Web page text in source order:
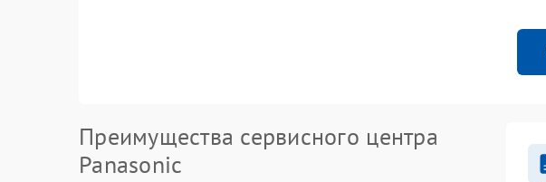
Преимущества сервисного центра
Panasonic